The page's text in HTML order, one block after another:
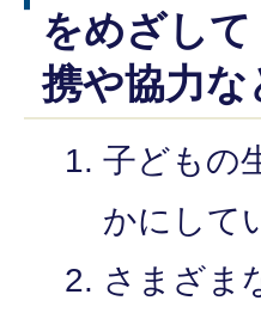
をめざし
携や協力な
子どもの
かにして
さまざま